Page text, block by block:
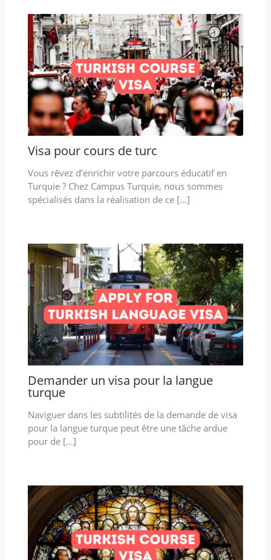
Visa pour cours de turc
Vous rêvez d’enrichir votre parcours éducatif en
Turquie ? Chez Campus Turquie, nous sommes
spécialisés dans la réalisation de ce […]
Demander un visa pour la langue
turque
Naviguer dans les subtilités de la demande de visa
pour la langue turque peut être une tâche ardue
pour de […]